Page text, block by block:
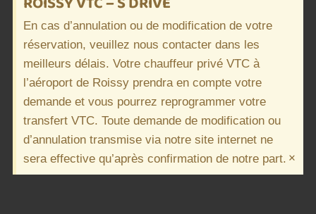
En cas d’annulation ou de modification de votre
réservation, veuillez nous contacter dans les
meilleurs délais. Votre chauffeur privé VTC à
l’aéroport de Roissy prendra en compte votre
demande et vous pourrez reprogrammer votre
transfert VTC. Toute demande de modification ou
d’annulation transmise via notre site internet ne
sera effective qu’après confirmation de notre part. ×